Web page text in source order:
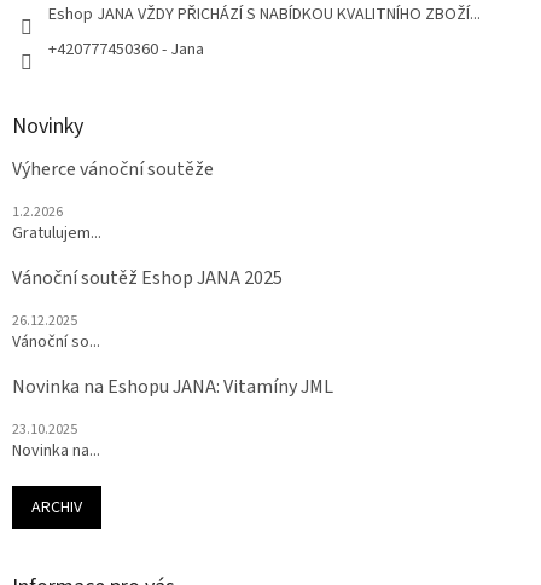
Eshop JANA VŽDY PŘICHÁZÍ S NABÍDKOU KVALITNÍHO ZBOŽÍ...
+420777450360 - Jana
Novinky
Výherce vánoční soutěže
1.2.2026
Gratulujem...
Vánoční soutěž Eshop JANA 2025
26.12.2025
Vánoční so...
Novinka na Eshopu JANA: Vitamíny JML
23.10.2025
Novinka na...
ARCHIV